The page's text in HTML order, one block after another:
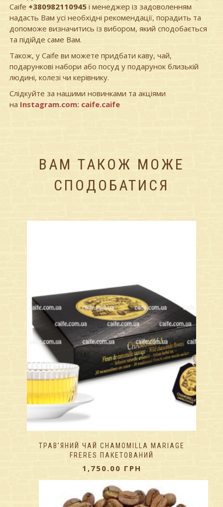
Caife +380982110945 і менеджер із задоволенням
надасть Вам усі необхідні рекомендації, порадить та
допоможе визначитись із вибором, який сподобається
та підійде саме Вам.
Також, у Caife ви можете придбати каву, чай,
подарункові набори або посуд у подарунок близькій
людині, колезі чи керівнику.
Слідкуйте за нашими новинками та акціями
на Instagram.com: caife.caife
ВАМ ТАКОЖ МОЖЕ
СПОДОБАТИСЯ
ТРАВ’ЯНИЙ ЧАЙ CHAMOMILLA MARIAGE
FRERES ПАКЕТОВАНИЙ
1,750.00 ГРН